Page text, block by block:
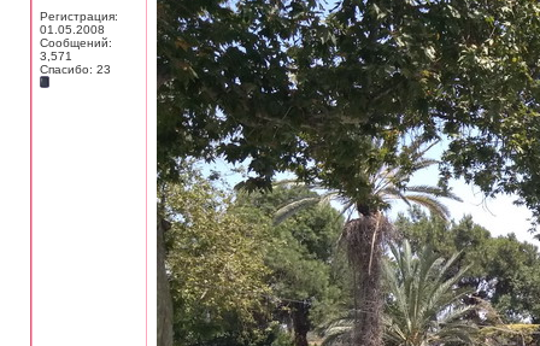
Регистрация:
01.05.2008
Сообщений:
3,571
Спасибо: 23